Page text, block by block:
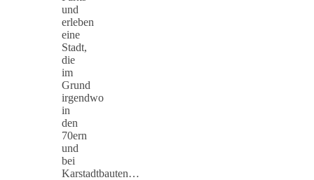
und
erleben
eine
Stadt,
die
im
Grund
irgendwo
in
den
70ern
und
bei
Karstadtbauten…